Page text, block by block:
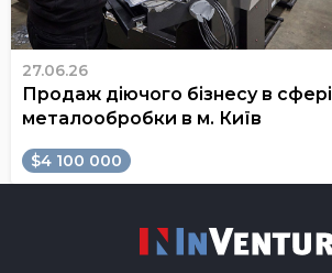
27.06.26
Продаж діючого бізнесу в сфері
металообробки в м. Київ
$4 100 000